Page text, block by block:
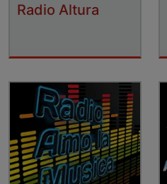
Radio Altura